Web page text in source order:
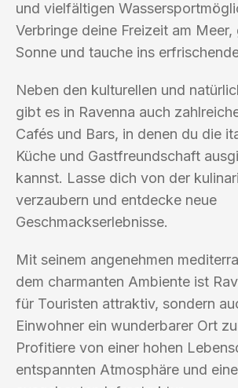
und vielfältigen
Verbringe deine Freizeit am
Sonne und tauche ins
Neben den kulturellen und
gibt es in Ravenna auch
Cafés und Bars, in denen du die
Küche und Gastfreundschaft
kannst. Lasse dich von der
verzaubern und entdecke neue
Geschmackserlebnisse.
Mit seinem angenehmen
dem charmanten Ambiente ist
für Touristen attraktiv, sondern
Einwohner ein wunderbarer Ort
Profitiere von einer hohen
entspannten Atmosphäre und